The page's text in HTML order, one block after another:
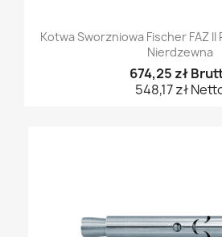
Kotwa Sworzniowa Fischer FAZ II
Nierdzewna
674,25 zł
548,17 zł